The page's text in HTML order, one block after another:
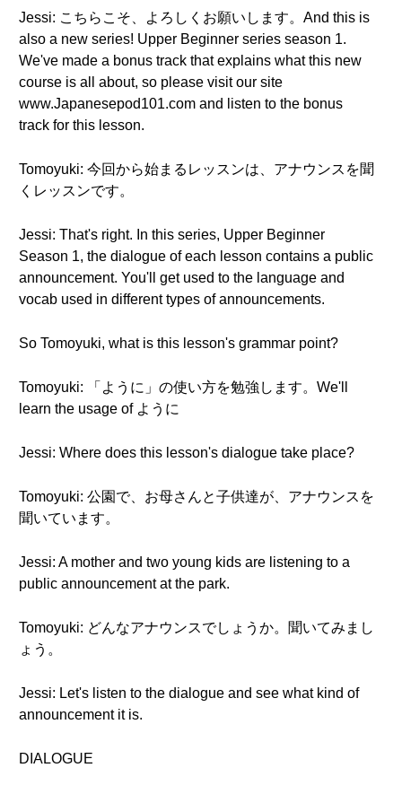
Jessi: こちらこそ、よろしくお願いします。And this is
also a new series! Upper Beginner series season 1.
We've made a bonus track that explains what this new
course is all about, so please visit our site
www.Japanesepod101.com and listen to the bonus
track for this lesson.
Tomoyuki: 今回から始まるレッスンは、アナウンスを聞
くレッスンです。
Jessi: That's right. In this series, Upper Beginner
Season 1, the dialogue of each lesson contains a public
announcement. You'll get used to the language and
vocab used in different types of announcements.
So Tomoyuki, what is this lesson's grammar point?
Tomoyuki: 「ように」の使い方を勉強します。We'll
learn the usage of ように
Jessi: Where does this lesson's dialogue take place?
Tomoyuki: 公園で、お母さんと子供達が、アナウンスを
聞いています。
Jessi: A mother and two young kids are listening to a
public announcement at the park.
Tomoyuki: どんなアナウンスでしょうか。聞いてみまし
ょう。
Jessi: Let's listen to the dialogue and see what kind of
announcement it is.
DIALOGUE